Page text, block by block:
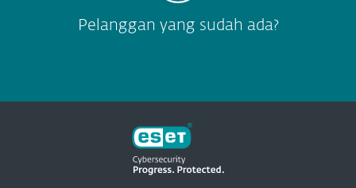
Pelanggan yang sudah ada?